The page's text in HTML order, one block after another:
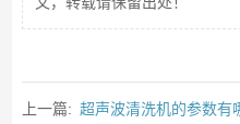
上一篇: 超声波清洗机的参数有